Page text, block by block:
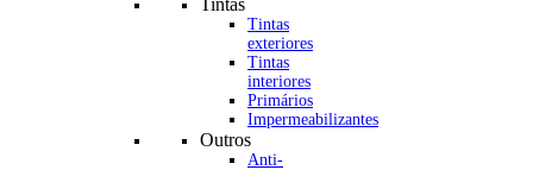
Tintas
Tintas
exteriores
Tintas
interiores
Primários
Impermeabilizantes
Outros
Anti-